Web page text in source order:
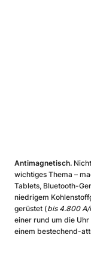
Antimagnetisch.
wichtiges Thema –
Tablets, Bluetooth-
niedrigem
gerüstet (bis 4.800 A/
einer rund um die
einem bestechend-